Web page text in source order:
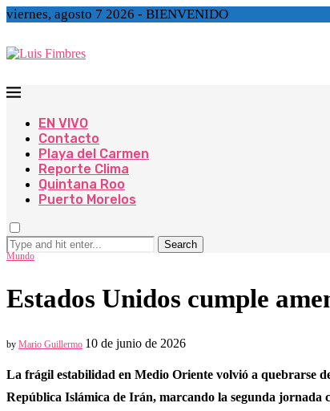
viernes, agosto 7 2026 - BIENVENIDO
EN VIVO
Contacto
Playa del Carmen
Reporte Clima
Quintana Roo
Puerto Morelos
Search
Mundo
Estados Unidos cumple
by Mario Guillermo 10 de junio de 2026
La frágil estabilidad en Medio Oriente volvió a quebrarse
República Islámica de Irán, marcando la segunda jornada